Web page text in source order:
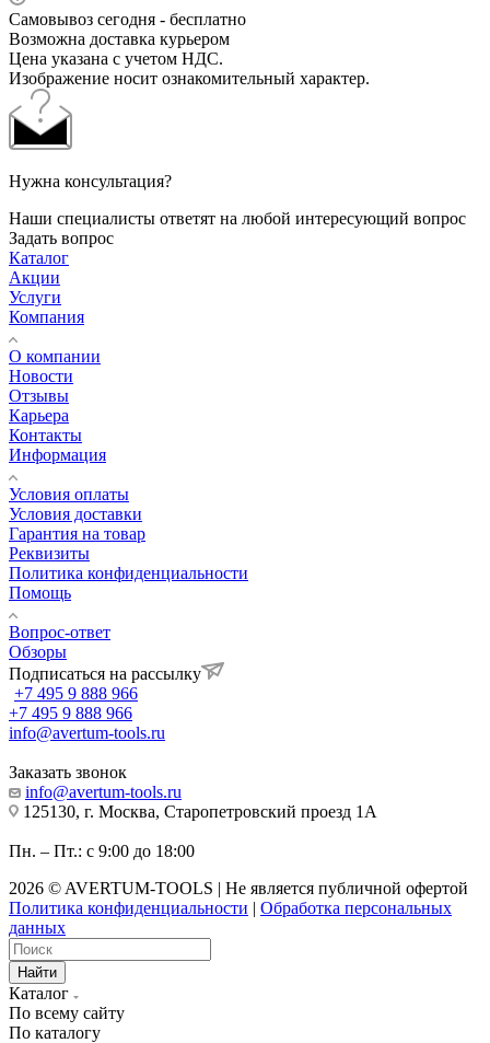
Самовывоз сегодня - бесплатно
Возможна доставка курьером
Цена указана с учетом НДС.
Изображение носит ознакомительный характер.
Нужна консультация?
Наши специалисты ответят на любой интересующий вопрос
Задать вопрос
Каталог
Акции
Услуги
Компания
О компании
Новости
Отзывы
Карьера
Контакты
Информация
Условия оплаты
Условия доставки
Гарантия на товар
Реквизиты
Политика конфиденциальности
Помощь
Вопрос-ответ
Обзоры
Подписаться на рассылку
+7 495 9 888 966
+7 495 9 888 966
info@avertum-tools.ru
Заказать звонок
info@avertum-tools.ru
125130, г. Москва, Старопетровский проезд 1А
Пн. – Пт.: с 9:00 до 18:00
2026 © AVERTUM-TOOLS | Не является публичной офертой
Политика конфиденциальности | Обработка персональных
данных
Найти
Каталог
По всему сайту
По каталогу